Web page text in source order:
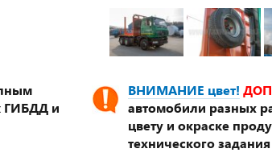
ГИБДД и
ВНИМАНИЕ цвет!
автомобили разных
цвету и окраске
технического